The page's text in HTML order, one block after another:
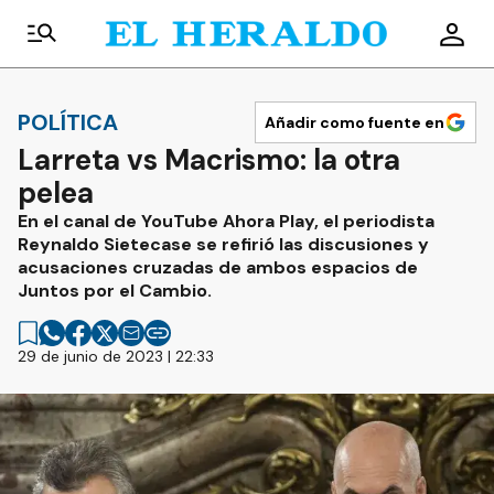
POLÍTICA Añadir como fuente en
Larreta vs Macrismo: la otra
pelea
En el canal de YouTube Ahora Play, el periodista
Reynaldo Sietecase se refirió las discusiones y
acusaciones cruzadas de ambos espacios de
Juntos por el Cambio.
29 de junio de 2023 | 22:33